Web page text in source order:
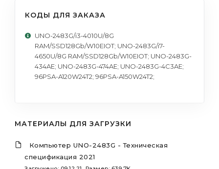
КОДЫ ДЛЯ ЗАКАЗА
UNO-2483G/i3-4010U/8G
RAM/SSD128Gb/W10EIOT; UNO-2483G/i7-
4650U/8G RAM/SSD128Gb/W10EIOT; UNO-2483G-
434AE; UNO-2483G-474AE; UNO-2483G-4C3AE;
96PSA-A120W24T2; 96PSA-A150W24T2;
МАТЕРИАЛЫ ДЛЯ ЗАГРУЗКИ
Компьютер UNO-2483G - Техническая
спецификация 2021